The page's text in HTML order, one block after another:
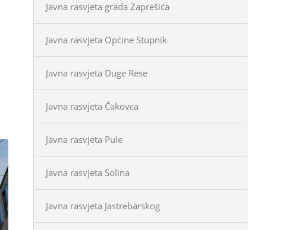
Javna rasvjeta grada Zaprešića
Javna rasvjeta Općine Stupnik
Javna rasvjeta Duge Rese
Javna rasvjeta Čakovca
Javna rasvjeta Pule
Javna rasvjeta Solina
Javna rasvjeta Jastrebarskog